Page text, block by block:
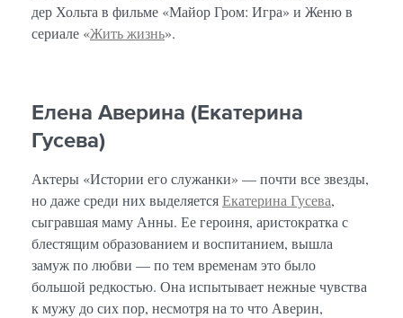
дер Хольта в фильме «Майор Гром: Игра» и Женю в
сериале «Жить жизнь».
Елена Аверина (Екатерина
Гусева)
Актеры «Истории его служанки» — почти все звезды,
но даже среди них выделяетсяЕкатерина Гусева,
сыгравшая маму Анны. Ее героиня, аристократка с
блестящим образованием и воспитанием, вышла
замуж по любви — по тем временам это было
большой редкостью. Она испытывает нежные чувства
к мужу до сих пор, несмотря на то что Аверин,